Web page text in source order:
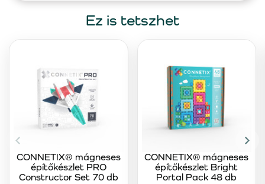
Ez is tetszhet
CONNETIX® mágneses
építőkészlet PRO
Constructor Set 70 db
CONNETIX® mágneses
építőkészlet Bright
Portal Pack 48 db